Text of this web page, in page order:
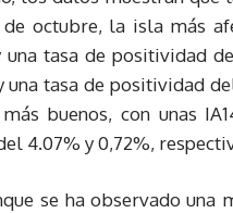
octubre, la isla más
una tasa de positividad
una tasa de positividad
buenos, con unas
4.07% y 0,72%,
se ha observado